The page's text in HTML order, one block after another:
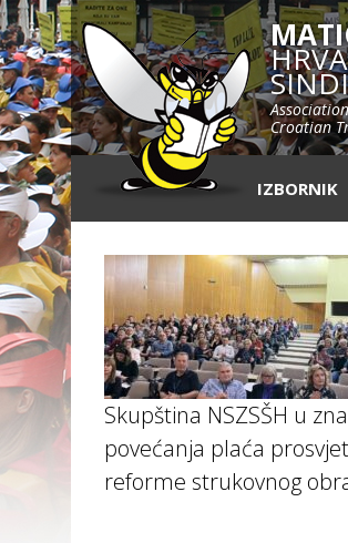
Croatian
IZBORNIK
Skupština NSZSŠH u
povećanja plaća
reforme strukovnog